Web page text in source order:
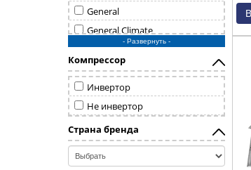
General
General Climate
Haier
Hisense
Hitachi
LG
Mdv
Mitsubishi Heavy
Royal Clima
- Развернуть -
Компрессор
Инвертор
Не инвертор
Страна бренда